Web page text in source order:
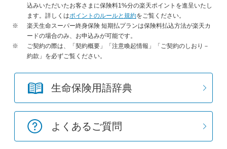
込みいただいたお客さまに保険料1%分の楽天ポイントを進呈いたし
ます。詳しくはポイントのルールと規約をご覧ください。
※
楽天生命スーパー終身保険 短期払プランは保険料払込方法が楽天カ
ードの場合のみ、お申込みが可能です。
※
ご契約の際は、「契約概要」「注意喚起情報」「ご契約のしおり－
約款」を必ずご覧ください。
生命保険用語辞典
よくあるご質問